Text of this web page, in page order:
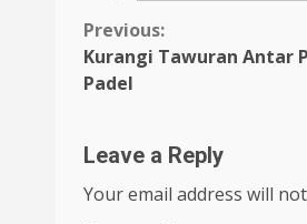
Continue
Reading
Previous:
Kurangi Tawuran Antar
Padel
Leave a Reply
Your email address will